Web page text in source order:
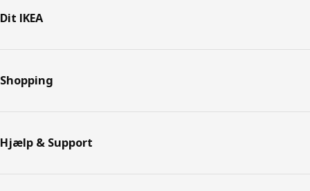
Dit IKEA
Shopping
Hjælp & Support